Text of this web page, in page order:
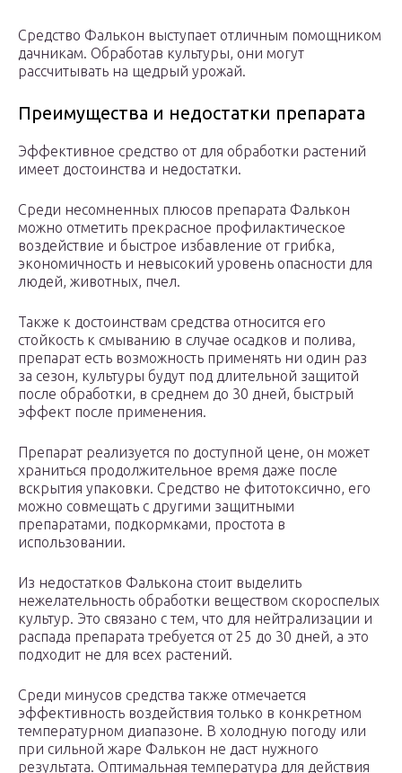
Средство Фалькон выступает отличным помощником
дачникам. Обработав культуры, они могут
рассчитывать на щедрый урожай.
Преимущества и недостатки препарата
Эффективное средство от для обработки растений
имеет достоинства и недостатки.
Среди несомненных плюсов препарата Фалькон
можно отметить прекрасное профилактическое
воздействие и быстрое избавление от грибка,
экономичность и невысокий уровень опасности для
людей, животных, пчел.
Также к достоинствам средства относится его
стойкость к смыванию в случае осадков и полива,
препарат есть возможность применять ни один раз
за сезон, культуры будут под длительной защитой
после обработки, в среднем до 30 дней, быстрый
эффект после применения.
Препарат реализуется по доступной цене, он может
храниться продолжительное время даже после
вскрытия упаковки. Средство не фитотоксично, его
можно совмещать с другими защитными
препаратами, подкормками, простота в
использовании.
Из недостатков Фалькона стоит выделить
нежелательность обработки веществом скороспелых
культур. Это связано с тем, что для нейтрализации и
распада препарата требуется от 25 до 30 дней, а это
подходит не для всех растений.
Среди минусов средства также отмечается
эффективность воздействия только в конкретном
температурном диапазоне. В холодную погоду или
при сильной жаре Фалькон не даст нужного
результата. Оптимальная температура для действия